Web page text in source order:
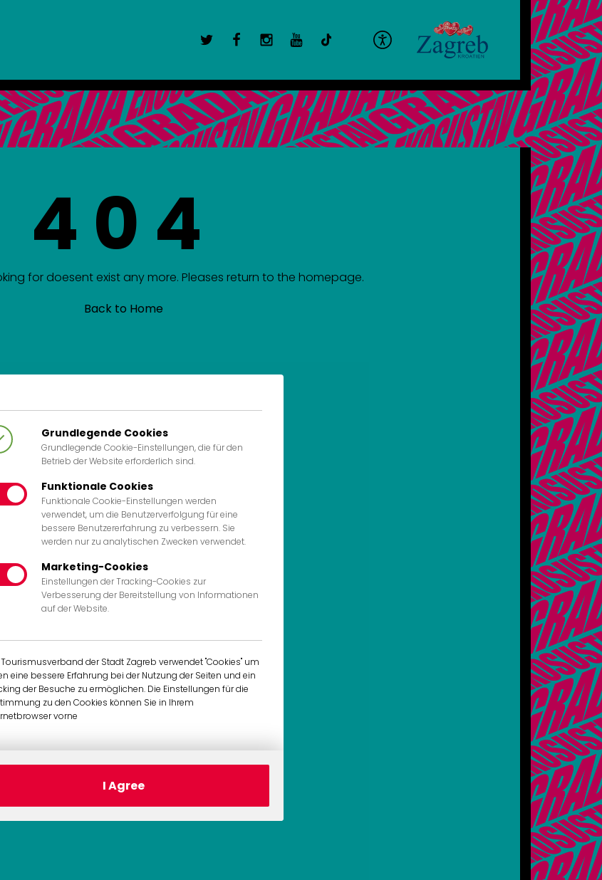
404
for doesent exist any more. Pleases return to the homepage.
Back to Home
Grundlegende Cookies
Grundlegende Cookie-Einstellungen, die für den
Betrieb der Website erforderlich sind.
Funktionale Cookies
Funktionale Cookie-Einstellungen werden
verwendet, um die Benutzerverfolgung für eine
bessere Benutzererfahrung zu verbessern. Sie
werden nur zu analytischen Zwecken verwendet.
Marketing-Cookies
Einstellungen der Tracking-Cookies zur
Verbesserung der Bereitstellung von Informationen
auf der Website.
Tourismusverband der Stadt Zagreb verwendet "Cookies" um
eine bessere Erfahrung bei der Nutzung der Seiten und ein
der Besuche zu ermöglichen. Die Einstellungen für die
zu den Cookies können Sie in Ihrem
vorne
I Agree